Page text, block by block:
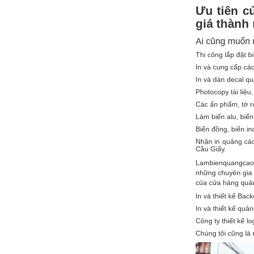
Ưu tiên
giá thành
Ai cũng muốn
Thi công lắp đặt
In và cung cấp
In và dán decal
Photocopy tài
Các ấn phẩm, tờ
Làm biển alu,
Biển đồng, biển
Nhận in quảng
Cầu Giấy.
những chuyên
của cửa hàng
In và thiết kế
In và thiết kế
Công ty thiết kế
Chúng tôi cũng là